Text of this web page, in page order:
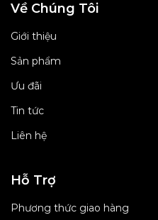
Về Chúng Tôi
Giới thiệu
Sản phẩm
Ưu đãi
Tin tức
Liên hệ
Hỗ Trợ
Phương thức giao hàng